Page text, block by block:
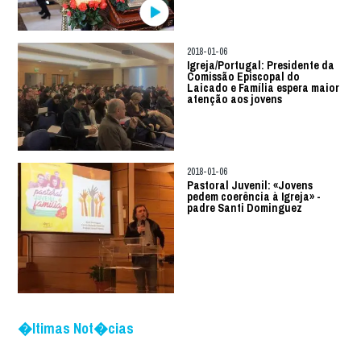
2018-01-06
Igreja/Portugal: Presidente da
Comissão Episcopal do
Laicado e Família espera maior
atenção aos jovens
2018-01-06
Pastoral Juvenil: «Jovens
pedem coerência à Igreja» -
padre Santi Dominguez
�ltimas Not�cias